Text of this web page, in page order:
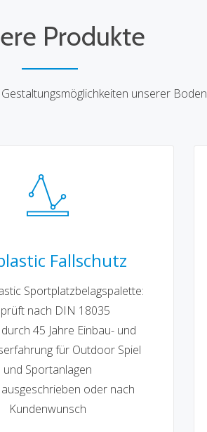
Produkte
unserer
Fallschutz
Sportplatzbelagspalette:
nach DIN 18035
45 Jahre Einbau- und
für Outdoor Spiel
und Sportanlagen
ausgeschrieben oder nach
Kundenwunsch